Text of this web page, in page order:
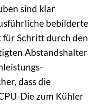
sind klar
bebilderte
Schritt durch den
Abstandshalter
dass die
Die zum Kühler